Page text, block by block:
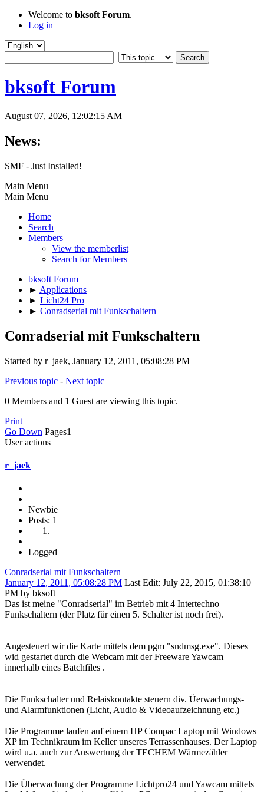
Welcome to bksoft Forum.
Log in
bksoft Forum
August 07, 2026, 12:02:15 AM
News:
SMF - Just Installed!
Main Menu
Main Menu
Home
Search
Members
View the memberlist
Search for Members
bksoft Forum
► Applications
► Licht24 Pro
► Conradserial mit Funkschaltern
Conradserial mit Funkschaltern
Started by r_jaek, January 12, 2011, 05:08:28 PM
Previous topic - Next topic
0 Members and 1 Guest are viewing this topic.
Print
Go Down Pages1
User actions
r_jaek
Newbie
Posts: 1
Logged
Conradserial mit Funkschaltern
January 12, 2011, 05:08:28 PM Last Edit: July 22, 2015, 01:38:10
PM by bksoft
Das ist meine "Conradserial" im Betrieb mit 4 Intertechno
Funkschaltern (der Platz für einen 5. Schalter ist noch frei).
Angesteuert wir die Karte mittels dem pgm "sndmsg.exe". Dieses
wid gestartet durch die Webcam mit der Freeware Yawcam
innerhalb eines Batchfiles .
Die Funkschalter und Relaiskontakte steuern div. Üerwachungs-
und Alarmfunktionen (Licht, Audio & Videoaufzeichnung etc.)
Die Programme laufen auf einem HP Compac Laptop mit Windows
XP im Technikraum im Keller unseres Terrassenhauses. Der Laptop
wird u.a. auch zur Auswertung der TECHEM Wärmezähler
verwendet.
Die Überwachung der Programme Lichtpro24 und Yawcam mittels